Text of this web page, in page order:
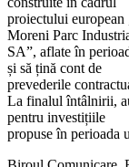
proiectului
Moreni Parc
SA”, aflate în
și să țină cont de
prevederile
La finalul întâlnirii,
pentru investițiile
propuse în perioada